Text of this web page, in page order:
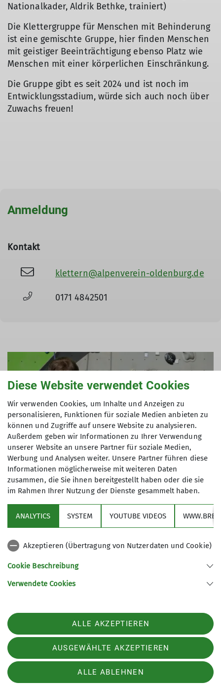
Nationalkader, Aldrik Bethke, trainiert)
Die Klettergruppe für Menschen mit Behinderung
ist eine gemischte Gruppe, hier finden Menschen
mit geistiger Beeinträchtigung ebenso Platz wie
Menschen mit einer körperlichen Einschränkung.
Die Gruppe gibt es seit 2024 und ist noch im
Entwicklungsstadium, würde sich auch noch über
Zuwachs freuen!
Anmeldung
Kontakt
klettern@alpenverein-oldenburg.de
0171 4842501
Sektion
Service
Sektion Oldenburg des Deutschen Alpenvereins e.V.
Telefon +494413042860
Datenschutz-Einstellungen
Datenschutz
Impressum
Kontakt
Diese Website verwendet Cookies
Wir verwenden Cookies, um Inhalte und Anzeigen zu
personalisieren, Funktionen für soziale Medien anbieten zu
können und Zugriffe auf unsere Website zu analysieren.
Außerdem geben wir Informationen zu Ihrer Verwendung
unserer Website an unsere Partner für soziale Medien,
Werbung und Analysen weiter. Unsere Partner führen diese
Informationen möglicherweise mit weiteren Daten
zusammen, die Sie ihnen bereitgestellt haben oder die sie
im Rahmen Ihrer Nutzung der Dienste gesammelt haben.
ANALYTICS SYSTEM YOUTUBE VIDEOS
Akzeptieren (Übertragung von Nutzerdaten und Cookie)
Cookie Beschreibung
Verwendete Cookies
ALLE AKZEPTIEREN
AUSGEWÄHLTE AKZEPTIEREN
ALLE ABLEHNEN